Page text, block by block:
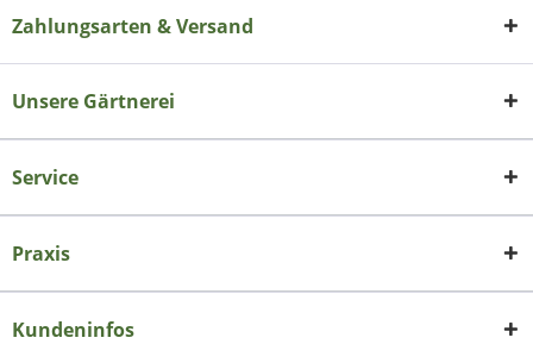
Zahlungsarten & Versand
Unsere Gärtnerei
Service
Praxis
Kundeninfos